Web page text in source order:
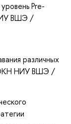
Pre-
ВШЭ /
различных
НИУ ВШЭ /